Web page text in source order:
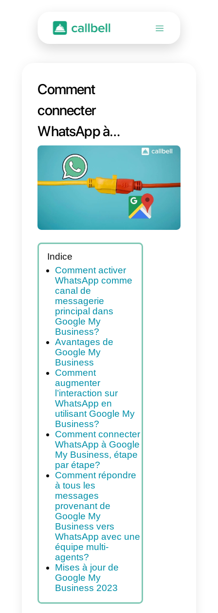
Comment
connecter
WhatsApp à
Google My
Business [Guide
2023]
Indice
Comment activer
WhatsApp comme
canal de
messagerie
principal dans
Google My
Business?
Avantages de
Google My
Business
Comment
augmenter
l’interaction sur
WhatsApp en
utilisant Google My
Business?
Comment connecter
WhatsApp à Google
My Business, étape
par étape?
Comment répondre